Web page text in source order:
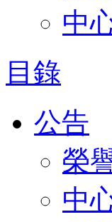
中
目錄
公告
榮
中